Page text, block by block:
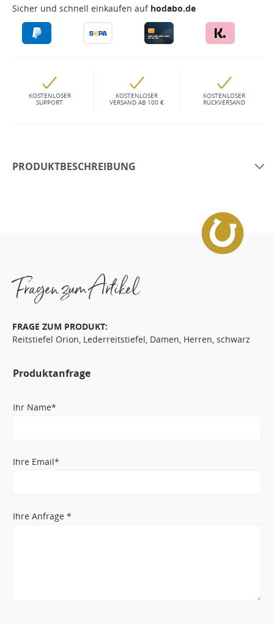
Sicher und schnell einkaufen auf hodabo.de
KOSTENLOSER
SUPPORT
KOSTENLOSER
VERSAND AB 100 €
KOSTENLOSER
RÜCKVERSAND
PRODUKTBESCHREIBUNG
Fragen zum Artikel
FRAGE ZUM PRODUKT:
Reitstiefel Orion, Lederreitstiefel, Damen, Herren, schwarz
Produktanfrage
Ihr Name*
Ihre Email*
Ihre Anfrage *